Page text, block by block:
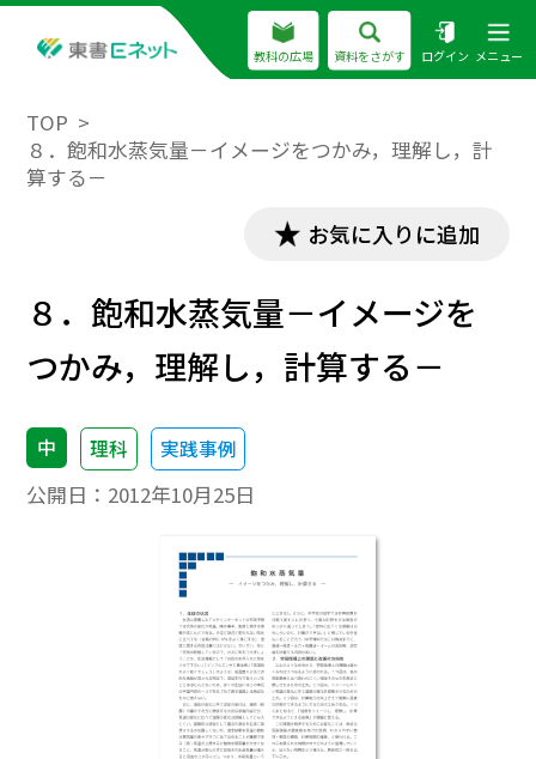
教科の広場 資料をさがす ログイン メニュー
TOP
８．飽和水蒸気量－イメージをつかみ，理解し，計
算する－
お気に入りに追加
８．飽和水蒸気量－イメージを
つかみ，理解し，計算する－
中 理科 実践事例
公開日： 2012年10月25日